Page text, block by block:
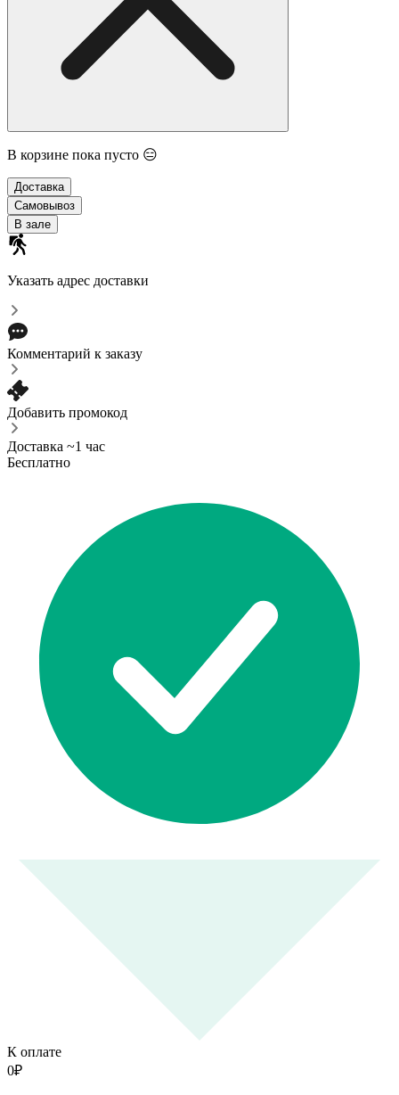
В корзине пока пусто 😑
Доставка
Самовывоз
В зале
Указать адрес доставки
Комментарий к заказу
Добавить промокод
Доставка ~1 час
Бесплатно
К оплате
0₽